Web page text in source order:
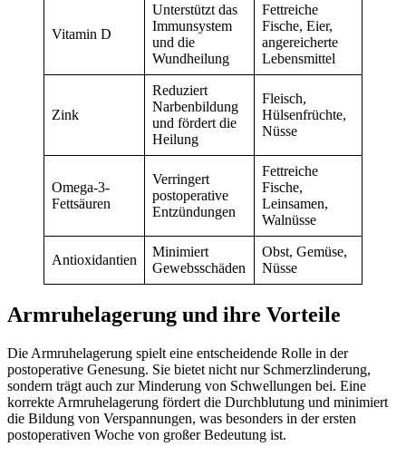
Vitamin D
Unterstützt das
Immunsystem
und die
Wundheilung
Fettreiche
Fische, Eier,
angereicherte
Lebensmittel
Zink
Reduziert
Narbenbildung
und fördert die
Heilung
Fleisch,
Hülsenfrüchte,
Nüsse
Omega-3-
Fettsäuren
Verringert
postoperative
Entzündungen
Fettreiche
Fische,
Leinsamen,
Walnüsse
Antioxidantien
Minimiert
Gewebsschäden
Obst, Gemüse,
Nüsse
Armruhelagerung und ihre Vorteile
Die Armruhelagerung spielt eine entscheidende Rolle in der
postoperative Genesung. Sie bietet nicht nur Schmerzlinderung,
sondern trägt auch zur Minderung von Schwellungen bei. Eine
korrekte Armruhelagerung fördert die Durchblutung und minimiert
die Bildung von Verspannungen, was besonders in der ersten
postoperativen Woche von großer Bedeutung ist.